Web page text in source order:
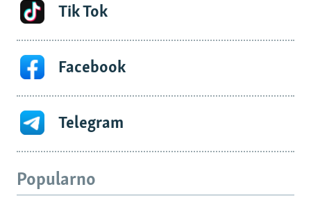
Tik Tok
Facebook
Telegram
Popularno